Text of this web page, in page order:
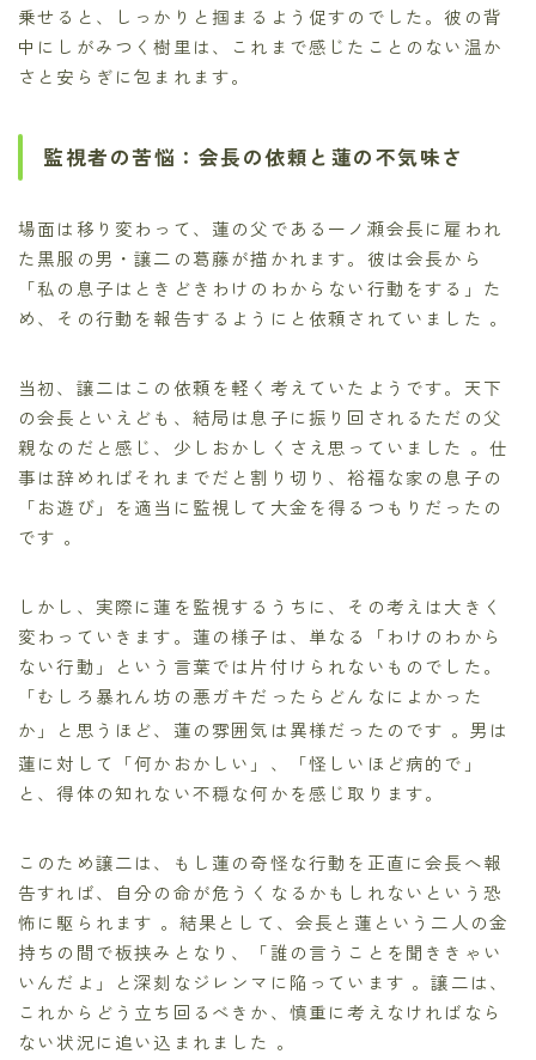
乗せると、しっかりと掴まるよう促すのでした。彼の背
中にしがみつく樹里は、これまで感じたことのない温か
さと安らぎに包まれます。
監視者の苦悩：会長の依頼と蓮の不気味さ
場面は移り変わって、蓮の父である一ノ瀬会長に雇われ
た黒服の男・譲二の葛藤が描かれます。彼は会長から
「私の息子はときどきわけのわからない行動をする」た
め、その行動を報告するようにと依頼されていました 。
当初、譲二はこの依頼を軽く考えていたようです。天下
の会長といえども、結局は息子に振り回されるただの父
親なのだと感じ、少しおかしくさえ思っていました 。仕
事は辞めればそれまでだと割り切り、裕福な家の息子の
「お遊び」を適当に監視して大金を得るつもりだったの
です 。
しかし、実際に蓮を監視するうちに、その考えは大きく
変わっていきます。蓮の様子は、単なる「わけのわから
ない行動」という言葉では片付けられないものでした。
「むしろ暴れん坊の悪ガキだったらどんなによかった
か」と思うほど、蓮の雰囲気は異様だったのです 。男は
蓮に対して「何かおかしい」 、「怪しいほど病的で」
と、得体の知れない不穏な何かを感じ取ります。
このため譲二は、もし蓮の奇怪な行動を正直に会長へ報
告すれば、自分の命が危うくなるかもしれないという恐
怖に駆られます 。結果として、会長と蓮という二人の金
持ちの間で板挟みとなり、「誰の言うことを聞ききゃい
いんだよ」と深刻なジレンマに陥っています 。譲二は、
これからどう立ち回るべきか、慎重に考えなければなら
ない状況に追い込まれました 。